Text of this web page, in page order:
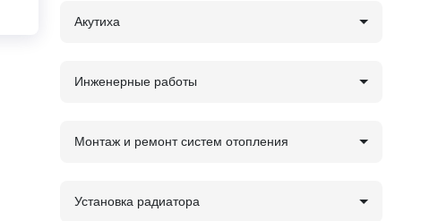
Акутиха
Инженерные работы
Монтаж и ремонт систем отопления
Установка радиатора